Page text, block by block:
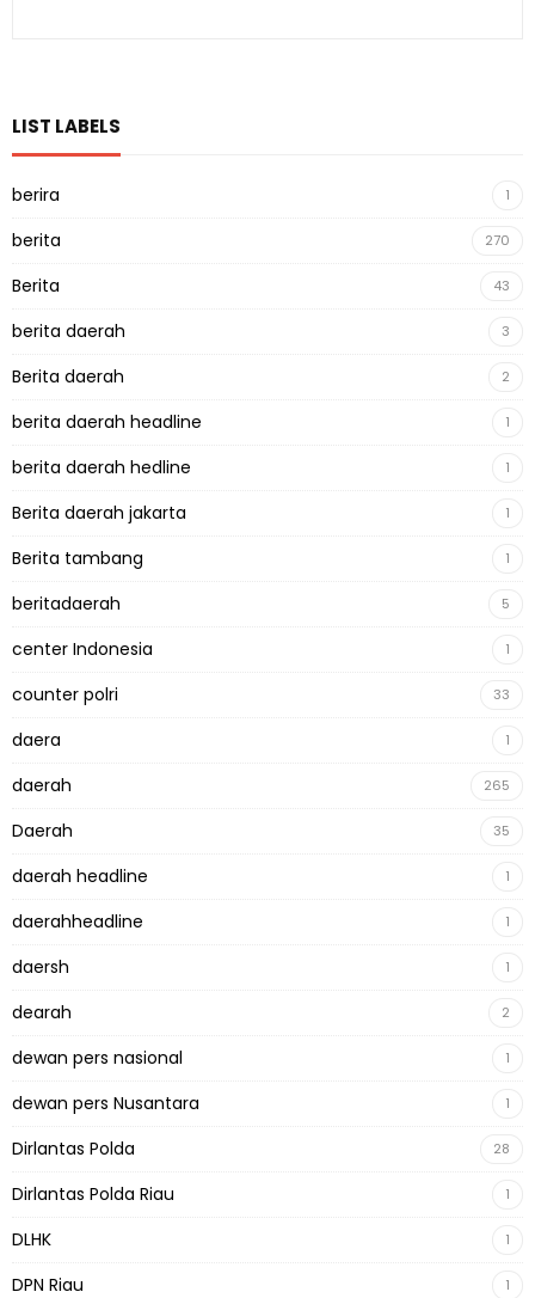
LIST LABELS
berira 1
berita 270
Berita 43
berita daerah 3
Berita daerah 2
berita daerah headline 1
berita daerah hedline 1
Berita daerah jakarta 1
Berita tambang 1
beritadaerah 5
center Indonesia 1
counter polri 33
daera 1
daerah 265
Daerah 35
daerah headline 1
daerahheadline 1
daersh 1
dearah 2
dewan pers nasional 1
dewan pers Nusantara 1
Dirlantas Polda 28
Dirlantas Polda Riau 1
DLHK 1
DPN Riau 1